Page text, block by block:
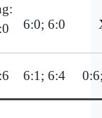
6:0; 6:0
6:1; 6:4